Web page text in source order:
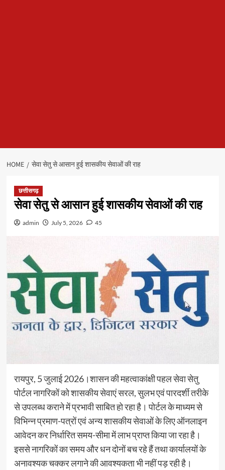
HOME सेवा सेतु से आसान हुई शासकीय सेवाओं की राह
छत्तीसगढ़
सेवा सेतु से आसान हुई शासकीय सेवाओं की राह
admin July 5, 2026 45
रायपुर, 5 जुलाई 2026।शासन की महत्वाकांक्षी पहल सेवा सेतु
पोर्टल नागरिकों को शासकीय सेवाएं सरल, सुलभ एवं पारदर्शी तरीके
से उपलब्ध कराने में प्रभावी साबित हो रहा है। पोर्टल के माध्यम से
विभिन्न प्रमाण-पत्रों एवं अन्य शासकीय सेवाओं के लिए ऑनलाइन
आवेदन कर निर्धारित समय-सीमा में लाभ प्राप्त किया जा रहा है।
इससे नागरिकों का समय और धन दोनों बच रहे हैं तथा कार्यालयों के
अनावश्यक चक्कर लगाने की आवश्यकता भी नहीं पड़ रही है।